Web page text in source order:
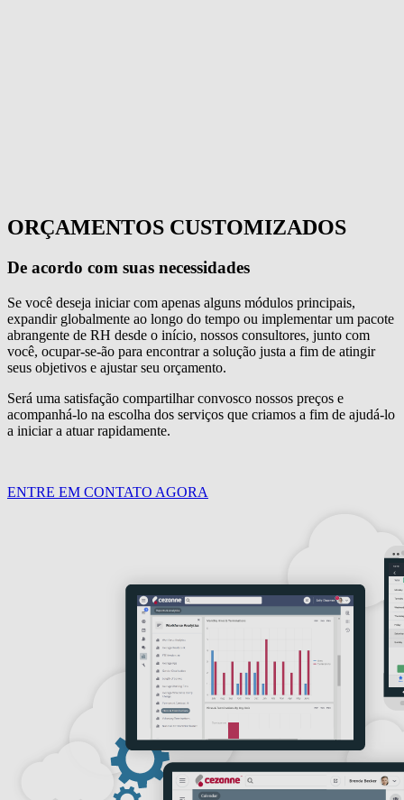
ORÇAMENTOS CUSTOMIZADOS
De acordo com suas necessidades
Se você deseja iniciar com apenas alguns módulos principais,
expandir globalmente ao longo do tempo ou implementar um pacote
abrangente de RH desde o início, nossos consultores, junto com
você, ocupar-se-ão para encontrar a solução justa a fim de atingir
seus objetivos e ajustar seu orçamento.
Será uma satisfação compartilhar convosco nossos preços e
acompanhá-lo na escolha dos serviços que criamos a fim de ajudá-lo
a iniciar a atuar rapidamente.
ENTRE EM CONTATO AGORA